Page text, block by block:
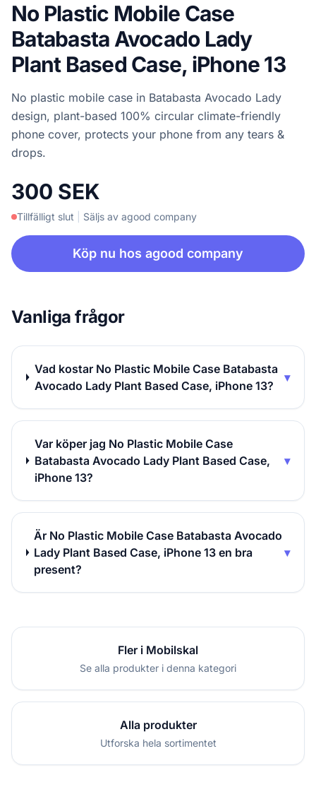
No Plastic Mobile Case
Batabasta Avocado Lady
Plant Based Case, iPhone 13
No plastic mobile case in Batabasta Avocado Lady
design, plant-based 100% circular climate-friendly
phone cover, protects your phone from any tears &
drops.
300 SEK
Tillfälligt slut Säljs av agood company
Köp nu hos agood company
Vanliga frågor
Vad kostar No Plastic Mobile Case Batabasta
Avocado Lady Plant Based Case, iPhone 13?
▾
Var köper jag No Plastic Mobile Case
Batabasta Avocado Lady Plant Based Case,
iPhone 13?
▾
Är No Plastic Mobile Case Batabasta Avocado
Lady Plant Based Case, iPhone 13 en bra
present?
▾
Fler i Mobilskal
Se alla produkter i denna kategori
Alla produkter
Utforska hela sortimentet